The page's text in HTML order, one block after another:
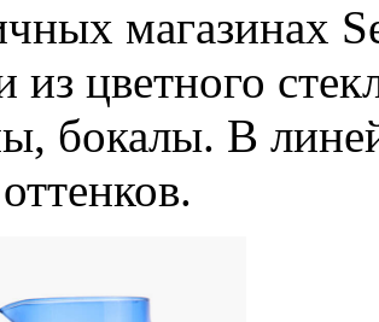
магазинах
из цветного
бокалы. В